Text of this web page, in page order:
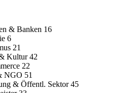
& Banken 16
6
21
Kultur42
22
NGO 51
& Öffentl. Sektor45